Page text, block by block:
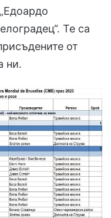
Те са
от
ни.